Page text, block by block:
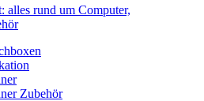
alles rund um Computer,
Zubehör